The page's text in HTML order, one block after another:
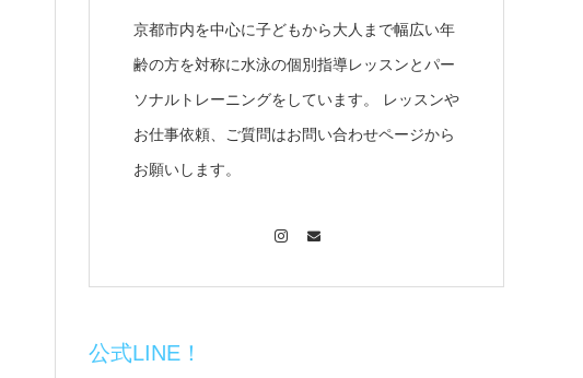
京都市内を中心に子どもから大人まで幅広い年
齢の方を対称に水泳の個別指導レッスンとパー
ソナルトレーニングをしています。 レッスンや
お仕事依頼、ご質問はお問い合わせページから
お願いします。
公式LINE！